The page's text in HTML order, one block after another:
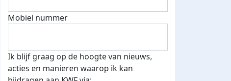
Mobiel nummer
Ik blijf graag op de hoogte van nieuws,
acties en manieren waarop ik kan